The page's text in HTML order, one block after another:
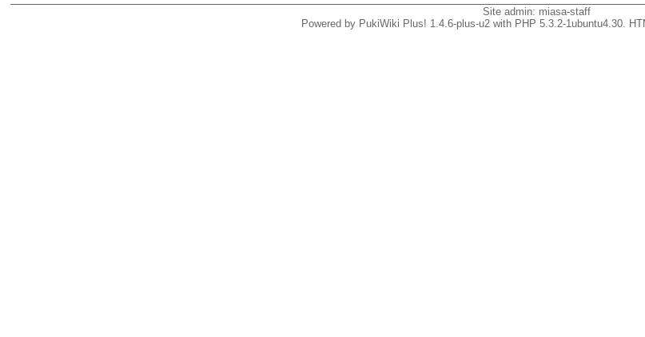
Site admin: miasa-staff
Powered by PukiWiki Plus! 1.4.6-plus-u2 with PHP 5.3.2-1ubuntu4.30.